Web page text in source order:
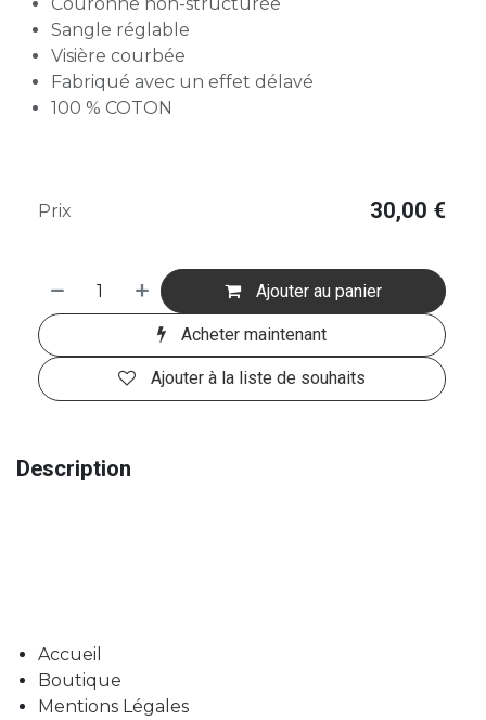
Couronne non-structurée
Sangle réglable
Visière courbée
Fabriqué avec un effet délavé
100 % COTON
Ajouter au panier
Acheter maintenant
Ajouter à la liste de souhaits
Prix 30,00 €
Description
Accueil
Boutique
Mentions Légales